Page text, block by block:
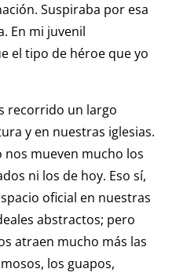
Suspiraba por esa
En mi juvenil
el tipo de héroe que yo
recorrido un largo
y en nuestras iglesias.
nos mueven mucho los
ni los de hoy. Eso sí,
oficial en nuestras
abstractos; pero
atraen mucho más las
los guapos,